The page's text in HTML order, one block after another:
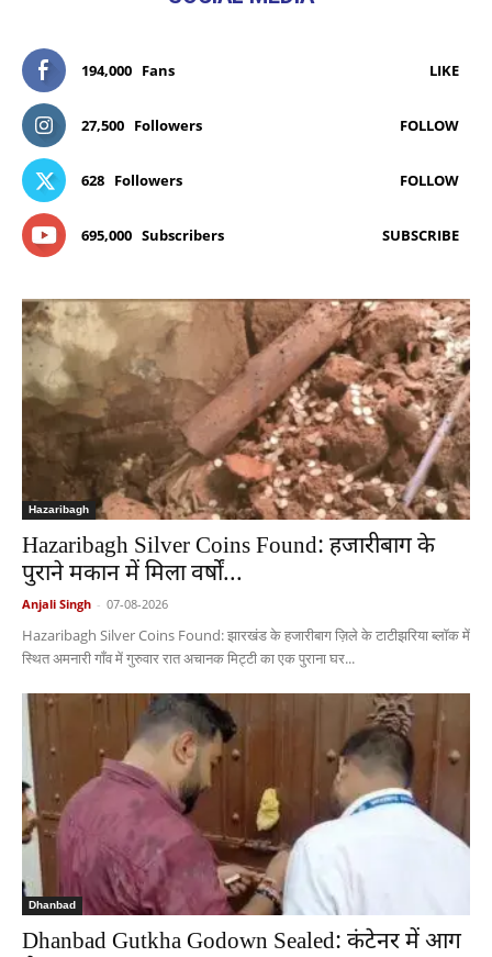
194,000 Fans LIKE
27,500 Followers FOLLOW
628 Followers FOLLOW
695,000 Subscribers SUBSCRIBE
Hazaribagh
Hazaribagh Silver Coins Found: हजारीबाग के
पुराने मकान में मिला वर्षों...
Anjali Singh - 07-08-2026
Hazaribagh Silver Coins Found: झारखंड के हजारीबाग ज़िले के टाटीझरिया ब्लॉक में
स्थित अमनारी गाँव में गुरुवार रात अचानक मिट्टी का एक पुराना घर...
Dhanbad
Dhanbad Gutkha Godown Sealed: कंटेनर में आग